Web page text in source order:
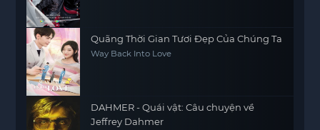
Quãng Thời Gian Tươi Đẹp Của Chúng Ta
Way Back Into Love
DAHMER - Quái vật: Câu chuyện về
Jeffrey Dahmer